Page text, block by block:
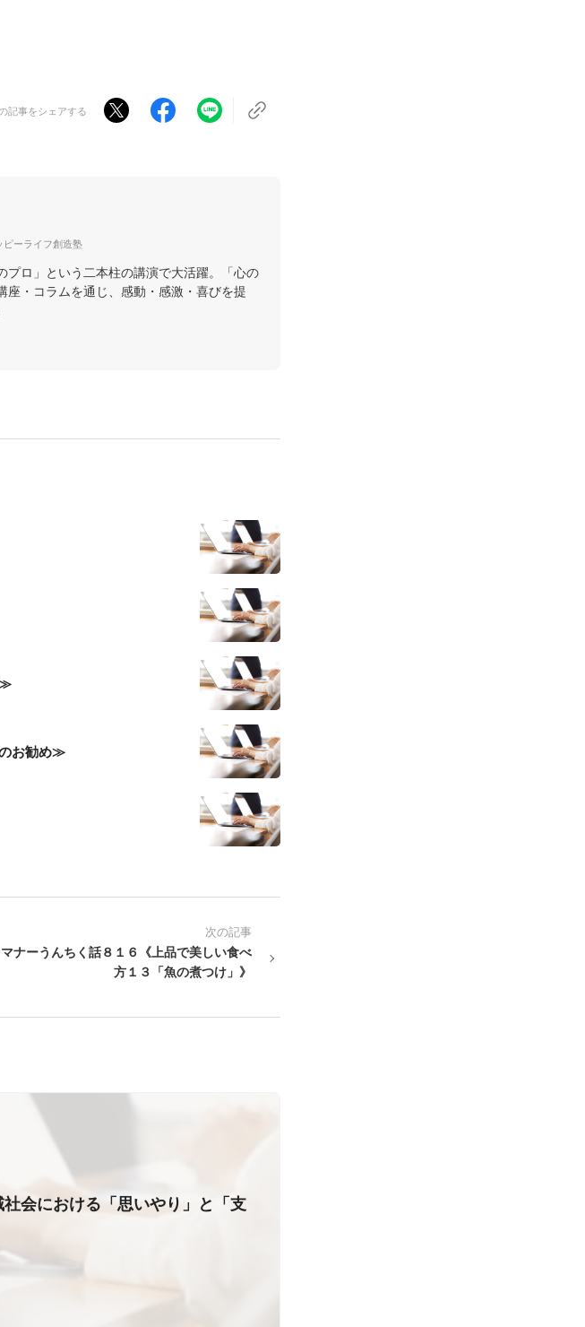
記事をシェアする
ーライフ創造塾
プロ」という二本柱の講演で大活躍。「心の
・コラムを通じ、感動・感激・喜びを提
≫
お勧め≫
次の記事
マナーうんちく話８１６《上品で美しい食べ
方１３「魚の煮つけ」》
会における「思いやり」と「支